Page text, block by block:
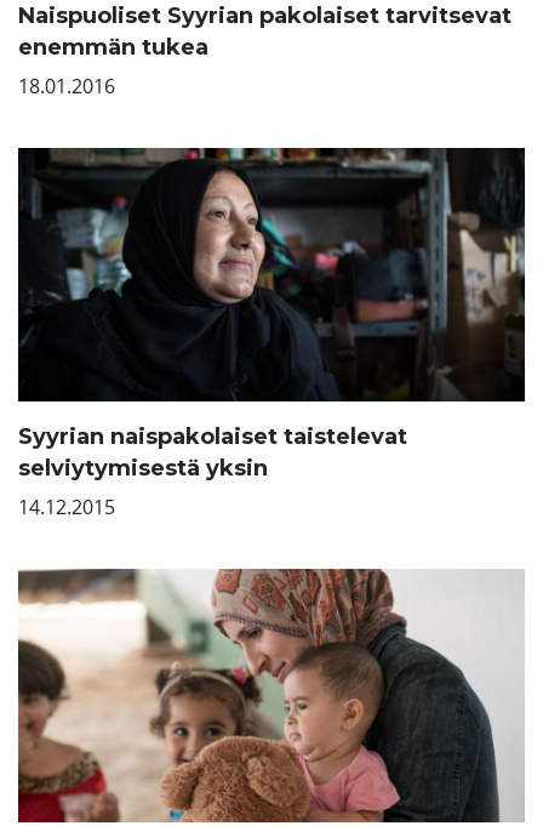
Naispuoliset Syyrian pakolaiset tarvitsevat
enemmän tukea
18.01.2016
Syyrian naispakolaiset taistelevat
selviytymisestä yksin
14.12.2015